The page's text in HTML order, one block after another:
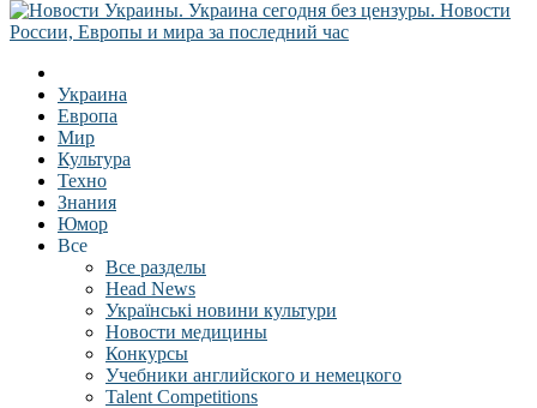
Украина
Европа
Мир
Культура
Техно
Знания
Юмор
Все
Все разделы
Head News
Українські новини культури
Новости медицины
Конкурсы
Учебники английского и немецкого
Talent Competitions